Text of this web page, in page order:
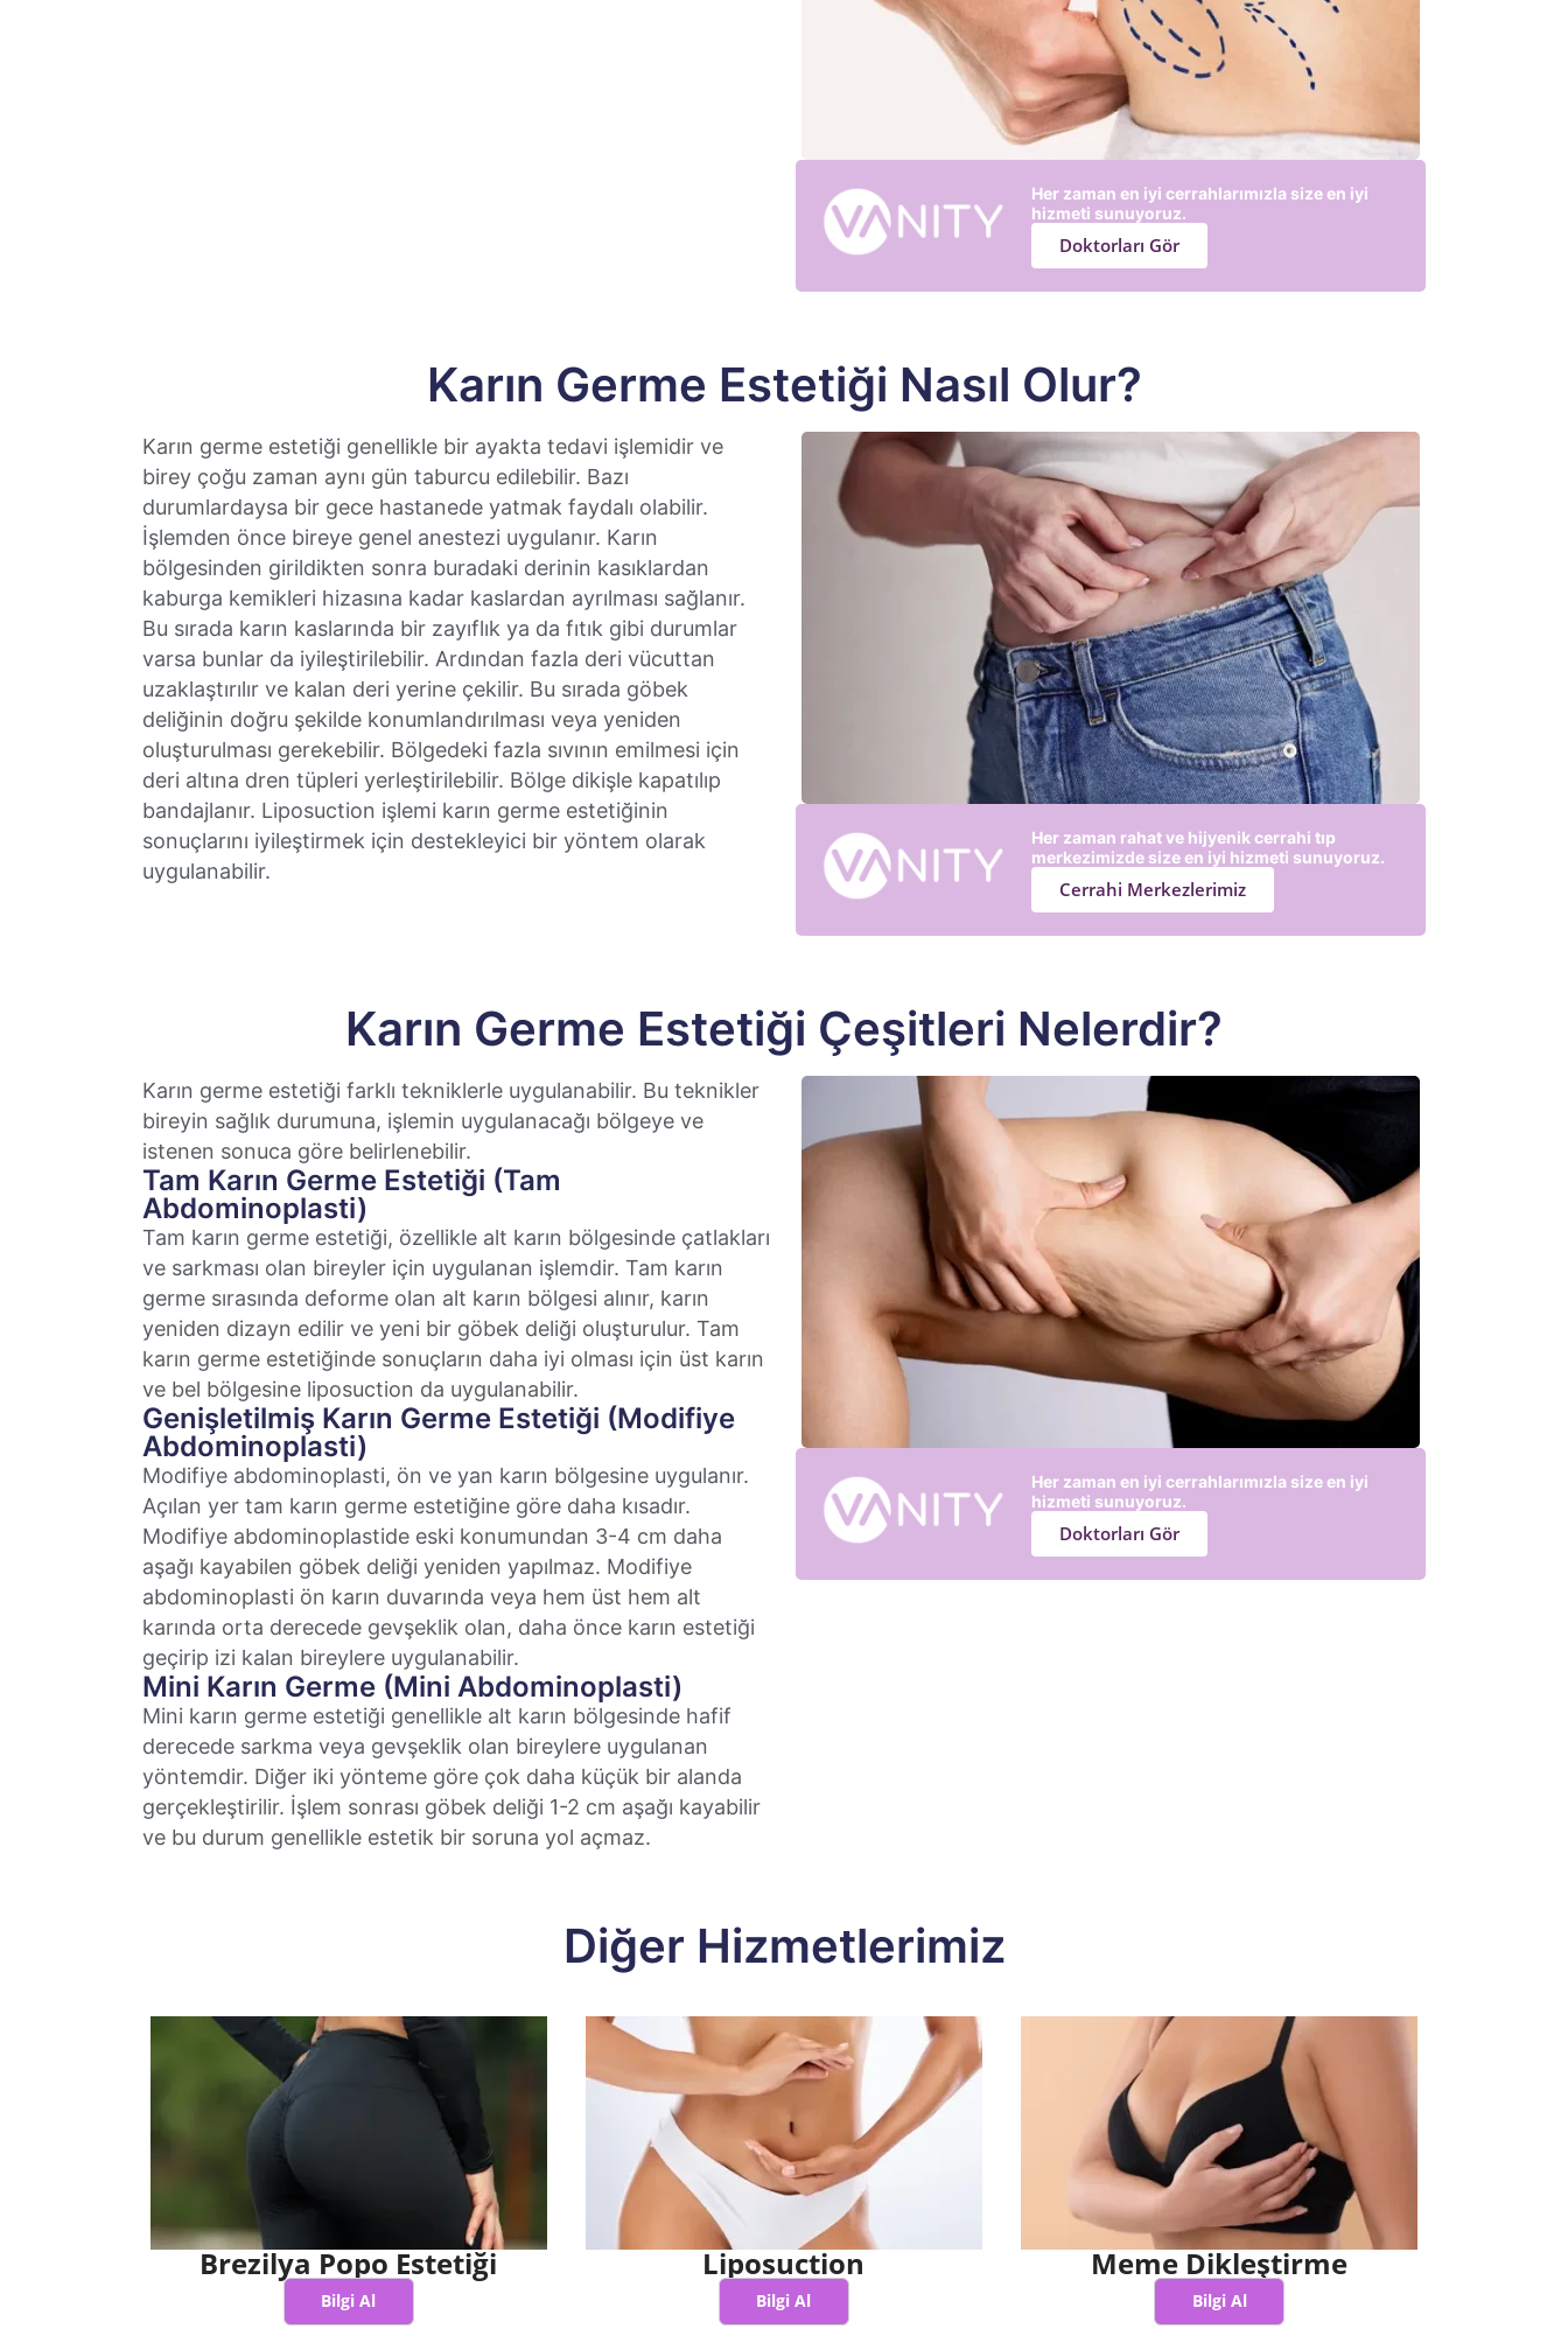
Her zaman en iyi cerrahlarımızla size en iyi
hizmeti sunuyoruz.
Doktorları Gör
Karın Germe Estetiği Nasıl Olur?
Karın germe estetiği genellikle bir ayakta tedavi işlemidir ve
birey çoğu zaman aynı gün taburcu edilebilir. Bazı
durumlardaysa bir gece hastanede yatmak faydalı olabilir.
İşlemden önce bireye genel anestezi uygulanır. Karın
bölgesinden girildikten sonra buradaki derinin kasıklardan
kaburga kemikleri hizasına kadar kaslardan ayrılması sağlanır.
Bu sırada karın kaslarında bir zayıflık ya da fıtık gibi durumlar
varsa bunlar da iyileştirilebilir. Ardından fazla deri vücuttan
uzaklaştırılır ve kalan deri yerine çekilir. Bu sırada göbek
deliğinin doğru şekilde konumlandırılması veya yeniden
oluşturulması gerekebilir. Bölgedeki fazla sıvının emilmesi için
deri altına dren tüpleri yerleştirilebilir. Bölge dikişle kapatılıp
bandajlanır. Liposuction işlemi karın germe estetiğinin
sonuçlarını iyileştirmek için destekleyici bir yöntem olarak
uygulanabilir.
Her zaman rahat ve hijyenik cerrahi tıp
merkezimizde size en iyi hizmeti sunuyoruz.
Cerrahi Merkezlerimiz
Karın Germe Estetiği Çeşitleri Nelerdir?
Karın germe estetiği farklı tekniklerle uygulanabilir. Bu teknikler
bireyin sağlık durumuna, işlemin uygulanacağı bölgeye ve
istenen sonuca göre belirlenebilir.
Tam Karın Germe Estetiği (Tam
Abdominoplasti)
Tam karın germe estetiği, özellikle alt karın bölgesinde çatlakları
ve sarkması olan bireyler için uygulanan işlemdir. Tam karın
germe sırasında deforme olan alt karın bölgesi alınır, karın
yeniden dizayn edilir ve yeni bir göbek deliği oluşturulur. Tam
karın germe estetiğinde sonuçların daha iyi olması için üst karın
ve bel bölgesine liposuction da uygulanabilir.
Genişletilmiş Karın Germe Estetiği (Modifiye
Abdominoplasti)
Modifiye abdominoplasti, ön ve yan karın bölgesine uygulanır.
Açılan yer tam karın germe estetiğine göre daha kısadır.
Modifiye abdominoplastide eski konumundan 3-4 cm daha
aşağı kayabilen göbek deliği yeniden yapılmaz. Modifiye
abdominoplasti ön karın duvarında veya hem üst hem alt
karında orta derecede gevşeklik olan, daha önce karın estetiği
geçirip izi kalan bireylere uygulanabilir.
Mini Karın Germe (Mini Abdominoplasti)
Mini karın germe estetiği genellikle alt karın bölgesinde hafif
derecede sarkma veya gevşeklik olan bireylere uygulanan
yöntemdir. Diğer iki yönteme göre çok daha küçük bir alanda
gerçekleştirilir. İşlem sonrası göbek deliği 1-2 cm aşağı kayabilir
ve bu durum genellikle estetik bir soruna yol açmaz.
Her zaman en iyi cerrahlarımızla size en iyi
hizmeti sunuyoruz.
Doktorları Gör
Diğer Hizmetlerimiz
Brezilya Popo Estetiği
Bilgi Al
Liposuction
Bilgi Al
Meme Dikleştirme
Bilgi Al